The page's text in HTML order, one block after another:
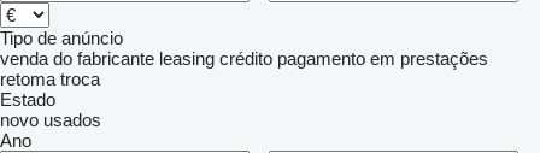
Tipo de anúncio
venda do fabricante leasing crédito pagamento em prestações
retoma troca
Estado
novo usados
Ano